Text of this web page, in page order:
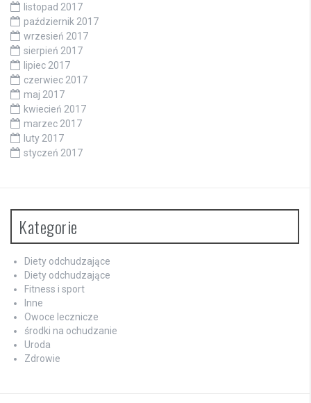
listopad 2017
październik 2017
wrzesień 2017
sierpień 2017
lipiec 2017
czerwiec 2017
maj 2017
kwiecień 2017
marzec 2017
luty 2017
styczeń 2017
Kategorie
Diety odchudzające
Diety odchudzające
Fitness i sport
Inne
Owoce lecznicze
środki na ochudzanie
Uroda
Zdrowie